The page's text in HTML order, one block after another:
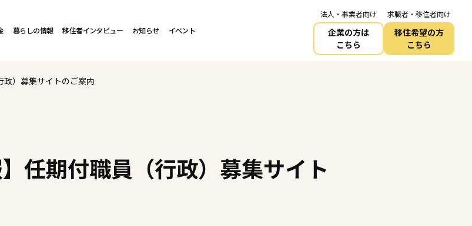
暮らしの情報 移住者インタビュー お知らせ イベント
法人・事業者向け
企業の方は
こちら
求職者・移住者向け
移住希望の方
こちら
政）募集サイトのご案内
任期付職員（行政）募集サイト